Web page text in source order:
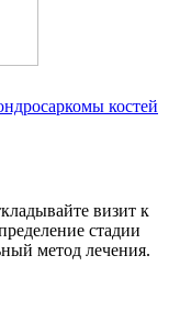
костей
визит к
стадии
метод лечения.